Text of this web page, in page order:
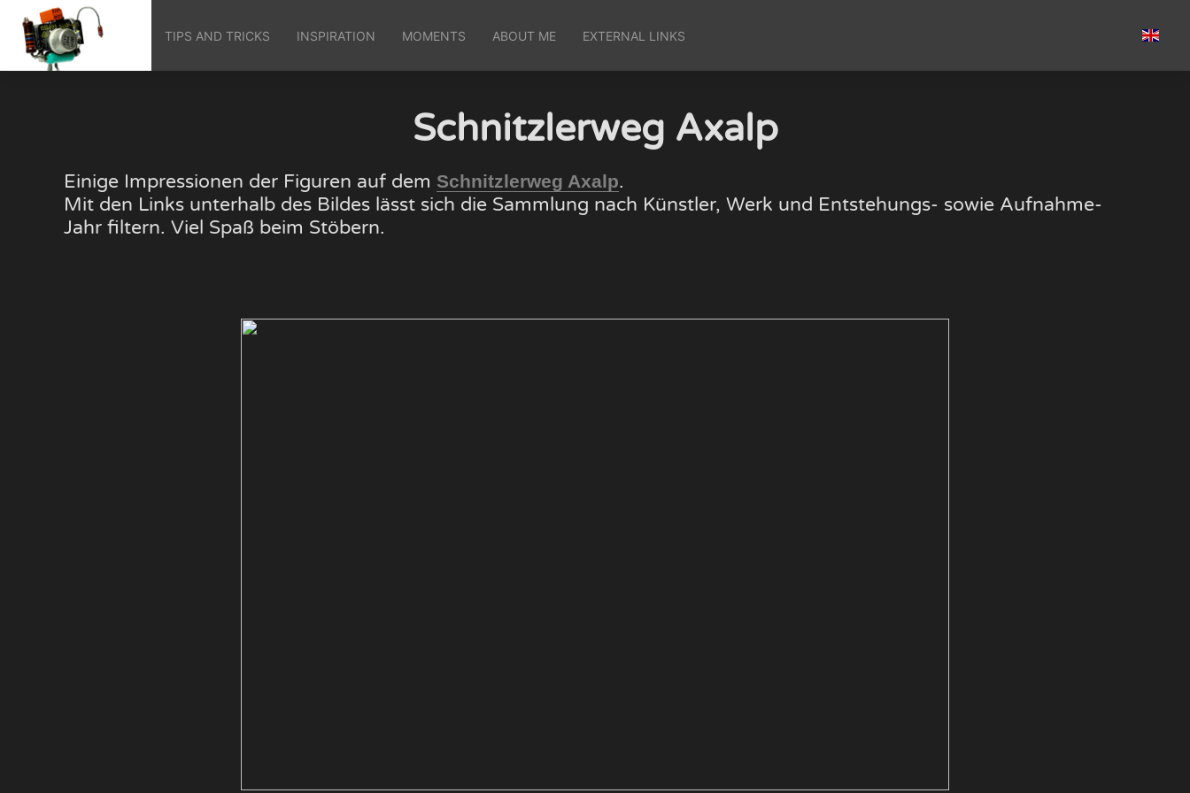
TIPS AND TRICKS INSPIRATION MOMENTS ABOUT ME EXTERNAL LINKS
Schnitzlerweg Axalp
Einige Impressionen der Figuren auf dem Schnitzlerweg Axalp.
Mit den Links unterhalb des Bildes lässt sich die Sammlung nach Künstler, Werk und Entstehungs- sowie Aufnahme-
Jahr filtern. Viel Spaß beim Stöbern.